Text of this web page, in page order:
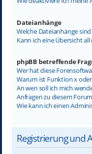
Dateianhänge
Welche Dateianhänge
Kann ich eine Übersicht
phpBB betreffende
Wer hat diese
Warum ist Funktion x
An wen soll ich mich
Anfragen zu diesem
Wie kann ich einen
Registrierung und